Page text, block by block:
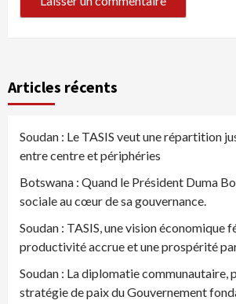
Articles récents
Soudan : Le TASIS veut une répartition
entre centre et périphéries
Botswana : Quand le Président Duma
sociale au cœur de sa gouvernance.
Soudan : TASIS, une vision économique
productivité accrue et une prospérité
Soudan : La diplomatie communautaire,
stratégie de paix du Gouvernement